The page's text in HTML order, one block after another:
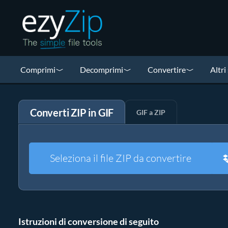
Comprimi Decomprimi Convertire Altri
Converti ZIP in GIF GIF a ZIP
Seleziona il file ZIP da convertire
Istruzioni di conversione di seguito